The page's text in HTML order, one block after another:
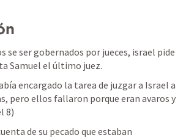
se ser gobernados por jueces, israel pide
Samuel el último juez.
encargado la tarea de juzgar a Israel a
pero ellos fallaron porque eran avaros y
8)
de su pecado que estaban